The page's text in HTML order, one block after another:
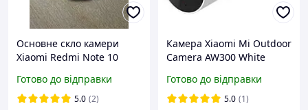
Основне скло камери
Xiaomi Redmi Note 10
Готово до відправки
5.0 (2)
Камера Xiaomi Mi Outdoor
Camera AW300 White
Готово до відправки
5.0 (1)